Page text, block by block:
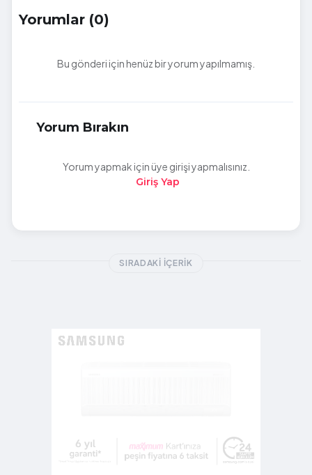
Yorumlar (0)
Bu gönderi için henüz bir yorum yapılmamış.
Yorum Bırakın
Yorum yapmak için üye girişi yapmalısınız.
Giriş Yap
SIRADAKI İÇERIK